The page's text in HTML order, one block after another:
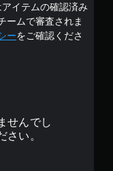
.
5
イテムの確認済み
ームで審査されま
ーをご確認くださ
せんでし
さい。